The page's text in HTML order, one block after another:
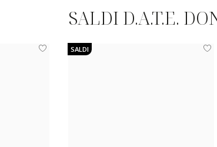
SALDI D.A.T.E.
SALDI